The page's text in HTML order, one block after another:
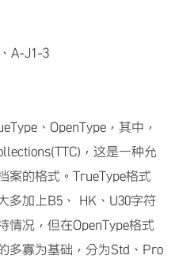
A-J1-3
、OpenType，其中，
，这是一种允
案的格式。TrueType格式
多加上B5、 HK、U30字符
情况，但在OpenType格式
多寡为基础，分为Std、Pro